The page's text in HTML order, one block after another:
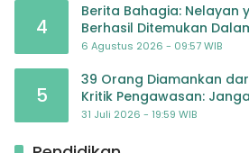
4
Berita Bahagia: Nelayan
Berhasil Ditemukan
6 Agustus 2026 - 09:57 WIB
5
39 Orang Diamankan dari
Kritik Pengawasan:
Masyarakat Bergerak
31 Juli 2026 - 19:59 WIB